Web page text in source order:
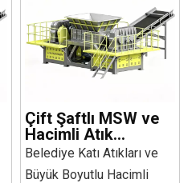
Çift Şaftlı MSW ve
Hacimli Atık
Parçalayıcı
Belediye Katı Atıkları ve
Büyük Boyutlu Hacimli